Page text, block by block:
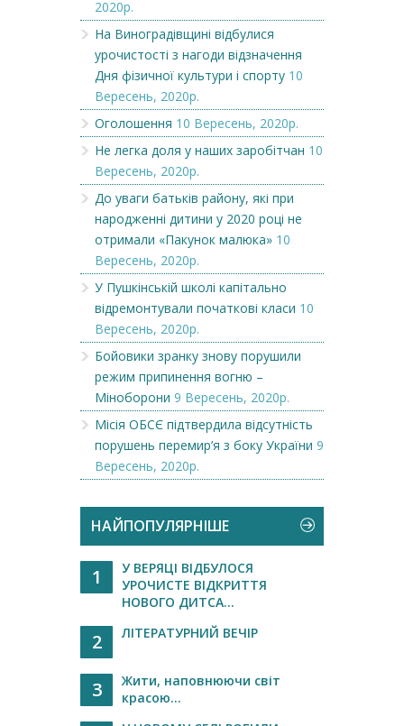
2020р.
На Виноградівщині відбулися
урочистості з нагоди відзначення
Дня фізичної культури і спорту 10
Вересень, 2020р.
Оголошення 10 Вересень, 2020р.
Не легка доля у наших заробітчан 10
Вересень, 2020р.
До уваги батьків району, які при
народженні дитини у 2020 році не
отримали «Пакунок малюка» 10
Вересень, 2020р.
У Пушкінській школі капітально
відремонтували початкові класи 10
Вересень, 2020р.
Бойовики зранку знову порушили
режим припинення вогню –
Міноборони 9 Вересень, 2020р.
Місія ОБСЄ підтвердила відсутність
порушень перемир’я з боку України 9
Вересень, 2020р.
НАЙПОПУЛЯРНІШЕ
1
У ВЕРЯЦІ ВІДБУЛОСЯ
УРОЧИСТЕ ВІДКРИТТЯ
НОВОГО ДИТСА...
2 ЛІТЕРАТУРНИЙ ВЕЧІР
3
Жити, наповнюючи світ
красою...